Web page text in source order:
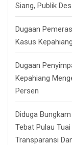
Siang, Publik
Dugaan
Kasus
Dugaan
Kepahiang
Persen
Diduga
Tebat Pulau
Transparansi